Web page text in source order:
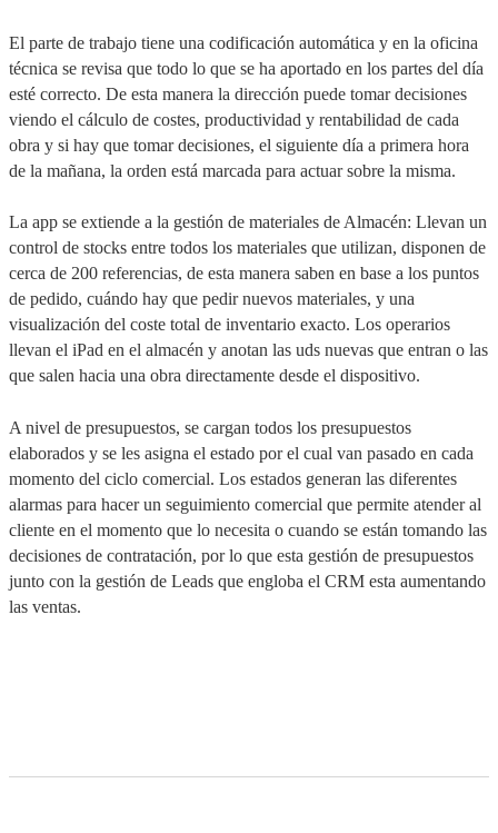
El parte de trabajo tiene una codificación automática y en la oficina
técnica se revisa que todo lo que se ha aportado en los partes del día
esté correcto. De esta manera la dirección puede tomar decisiones
viendo el cálculo de costes, productividad y rentabilidad de cada
obra y si hay que tomar decisiones, el siguiente día a primera hora
de la mañana, la orden está marcada para actuar sobre la misma.
La app se extiende a la gestión de materiales de Almacén: Llevan un
control de stocks entre todos los materiales que utilizan, disponen de
cerca de 200 referencias, de esta manera saben en base a los puntos
de pedido, cuándo hay que pedir nuevos materiales, y una
visualización del coste total de inventario exacto. Los operarios
llevan el iPad en el almacén y anotan las uds nuevas que entran o las
que salen hacia una obra directamente desde el dispositivo.
A nivel de presupuestos, se cargan todos los presupuestos
elaborados y se les asigna el estado por el cual van pasado en cada
momento del ciclo comercial. Los estados generan las diferentes
alarmas para hacer un seguimiento comercial que permite atender al
cliente en el momento que lo necesita o cuando se están tomando las
decisiones de contratación, por lo que esta gestión de presupuestos
junto con la gestión de Leads que engloba el CRM esta aumentando
las ventas.